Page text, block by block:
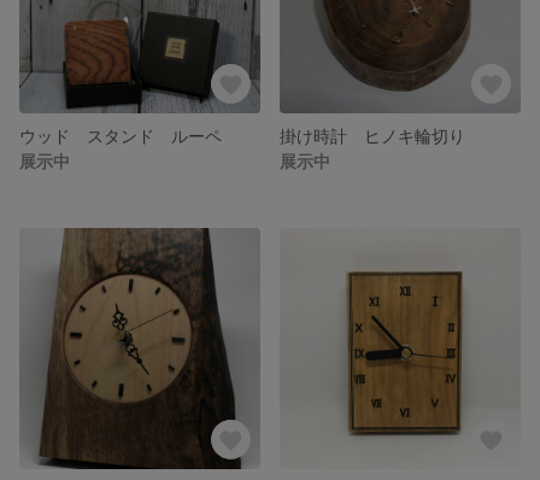
ウッド スタンド ルーペ
展示中
掛け時計 ヒノキ輪切り
展示中